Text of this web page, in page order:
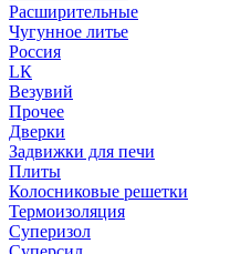
Расширительные
Чугунное литье
Россия
LК
Везувий
Прочее
Дверки
Задвижки для печи
Плиты
Колосниковые решетки
Термоизоляция
Суперизол